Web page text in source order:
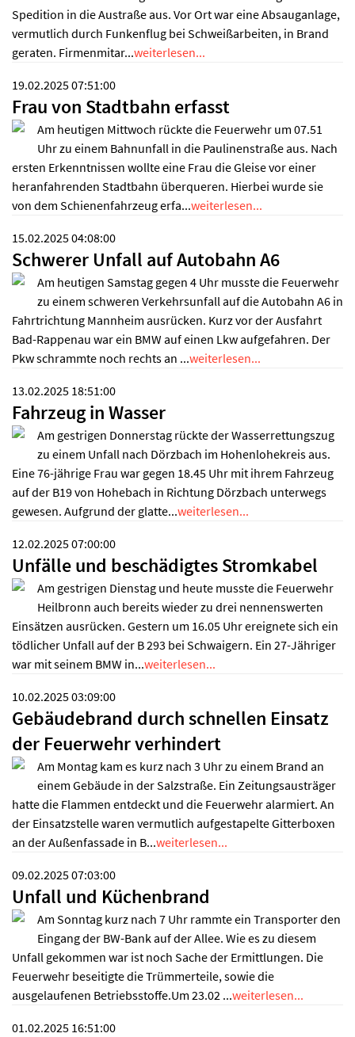
Spedition in die Austraße aus. Vor Ort war eine Absauganlage,
vermutlich durch Funkenflug bei Schweißarbeiten, in Brand
geraten. Firmenmitar...weiterlesen...
19.02.2025 07:51:00
Frau von Stadtbahn erfasst
Am heutigen Mittwoch rückte die Feuerwehr um 07.51
Uhr zu einem Bahnunfall in die Paulinenstraße aus. Nach
ersten Erkenntnissen wollte eine Frau die Gleise vor einer
heranfahrenden Stadtbahn überqueren. Hierbei wurde sie
von dem Schienenfahrzeug erfa...weiterlesen...
15.02.2025 04:08:00
Schwerer Unfall auf Autobahn A6
Am heutigen Samstag gegen 4 Uhr musste die Feuerwehr
zu einem schweren Verkehrsunfall auf die Autobahn A6 in
Fahrtrichtung Mannheim ausrücken. Kurz vor der Ausfahrt
Bad-Rappenau war ein BMW auf einen Lkw aufgefahren. Der
Pkw schrammte noch rechts an ...weiterlesen...
13.02.2025 18:51:00
Fahrzeug in Wasser
Am gestrigen Donnerstag rückte der Wasserrettungszug
zu einem Unfall nach Dörzbach im Hohenlohekreis aus.
Eine 76-jährige Frau war gegen 18.45 Uhr mit ihrem Fahrzeug
auf der B19 von Hohebach in Richtung Dörzbach unterwegs
gewesen. Aufgrund der glatte...weiterlesen...
12.02.2025 07:00:00
Unfälle und beschädigtes Stromkabel
Am gestrigen Dienstag und heute musste die Feuerwehr
Heilbronn auch bereits wieder zu drei nennenswerten
Einsätzen ausrücken. Gestern um 16.05 Uhr ereignete sich ein
tödlicher Unfall auf der B 293 bei Schwaigern. Ein 27-Jähriger
war mit seinem BMW in...weiterlesen...
10.02.2025 03:09:00
Gebäudebrand durch schnellen Einsatz
der Feuerwehr verhindert
Am Montag kam es kurz nach 3 Uhr zu einem Brand an
einem Gebäude in der Salzstraße. Ein Zeitungsausträger
hatte die Flammen entdeckt und die Feuerwehr alarmiert. An
der Einsatzstelle waren vermutlich aufgestapelte Gitterboxen
an der Außenfassade in B...weiterlesen...
09.02.2025 07:03:00
Unfall und Küchenbrand
Am Sonntag kurz nach 7 Uhr rammte ein Transporter den
Eingang der BW-Bank auf der Allee. Wie es zu diesem
Unfall gekommen war ist noch Sache der Ermittlungen. Die
Feuerwehr beseitigte die Trümmerteile, sowie die
ausgelaufenen Betriebsstoffe.Um 23.02 ...weiterlesen...
01.02.2025 16:51:00